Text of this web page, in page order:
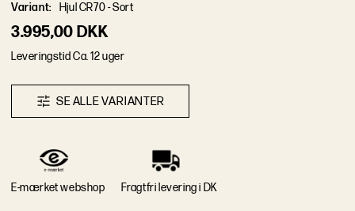
3.995,00 DKK
Leveringstid Ca. 12 uger
SEALLEVAR ANTER
Variant: Hjul CR70 - Sort
E-mærket webshop Fragtfri levering i DK